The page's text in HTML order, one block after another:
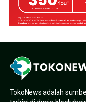
TokoNews adalah